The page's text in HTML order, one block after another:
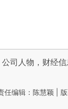
司人物，财经信
任编辑：陈慧颖 |